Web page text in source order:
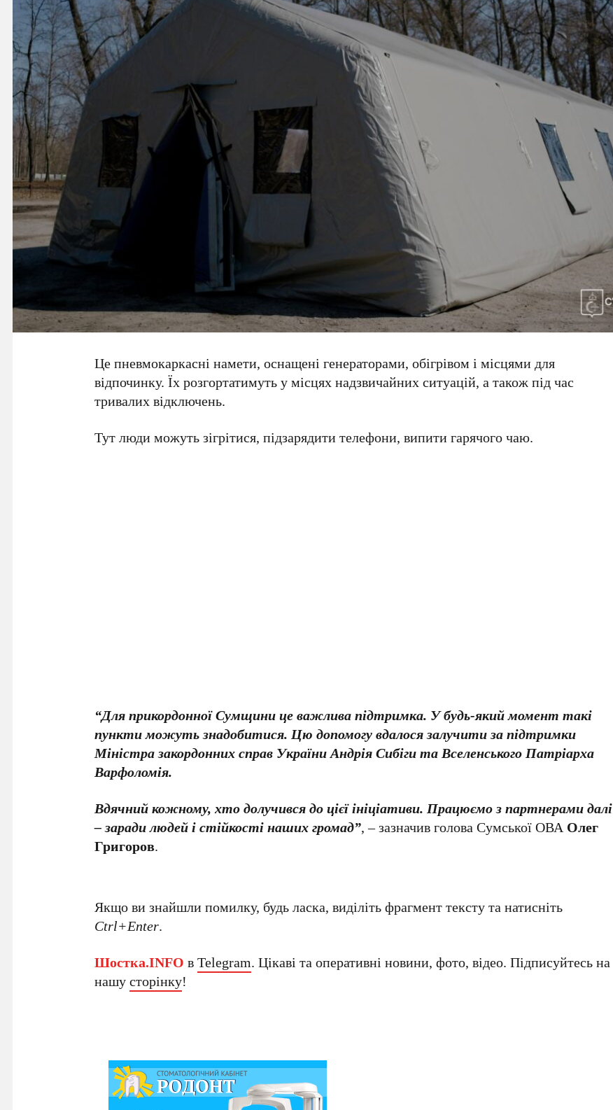
Це пневмокаркасні намети, оснащені генераторами, обігрівом і місцями для
відпочинку. Їх розгортатимуть у місцях надзвичайних ситуацій, а також під час
тривалих відключень.
Тут люди можуть зігрітися, підзарядити телефони, випити гарячого чаю.
“Для прикордонної Сумщини це важлива підтримка. У будь-який момент такі
пункти можуть знадобитися. Цю допомогу вдалося залучити за підтримки
Міністра закордонних справ України Андрія Сибіги та Вселенського Патріарха
Варфоломія.
Вдячний кожному, хто долучився до цієї ініціативи. Працюємо з партнерами далі
– заради людей і стійкості наших громад”, – зазначив голова Сумської ОВАОлег
Григоров.
Якщо ви знайшли помилку, будь ласка, виділіть фрагмент тексту та натисніть
Ctrl+Enter.
Шостка.INFO вTelegram. Цікаві та оперативні новини, фото, відео. Підписуйтесь на
нашусторінку!